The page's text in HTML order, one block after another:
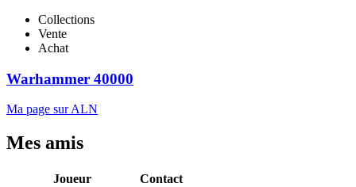
Collections
Vente
Achat
Warhammer 40000
Ma page sur ALN
Mes amis
Joueur
Contact